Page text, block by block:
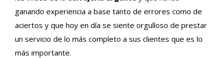
ganando experiencia a base tanto de errores como de
aciertos y que hoy en día se siente orgulloso de prestar
un servicio de lo más completo a sus clientes que es lo
más importante.